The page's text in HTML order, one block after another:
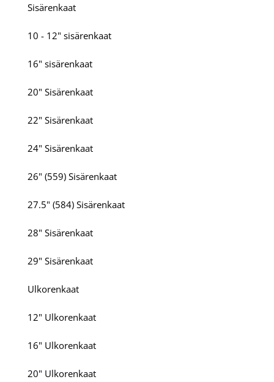
Sisärenkaat
10 - 12" sisärenkaat
16" sisärenkaat
20" Sisärenkaat
22" Sisärenkaat
24" Sisärenkaat
26" (559) Sisärenkaat
27.5" (584) Sisärenkaat
28" Sisärenkaat
29" Sisärenkaat
Ulkorenkaat
12" Ulkorenkaat
16" Ulkorenkaat
20" Ulkorenkaat